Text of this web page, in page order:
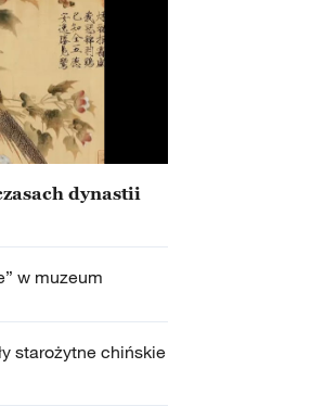
dynastii
w muzeum
starożytne chińskie